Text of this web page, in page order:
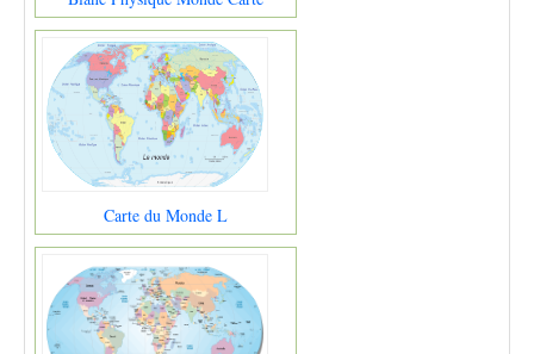
Carte du Monde L